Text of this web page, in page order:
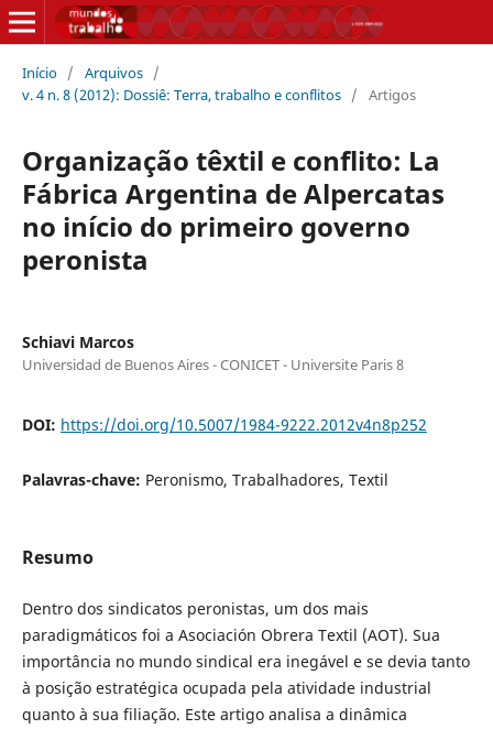
Início / Arquivos /
v. 4 n. 8 (2012): Dossiê: Terra, trabalho e conflitos / Artigos
Organização têxtil e conflito: La
Fábrica Argentina de Alpercatas
no início do primeiro governo
peronista
Schiavi Marcos
Universidad de Buenos Aires - CONICET - Universite Paris 8
DOI: https://doi.org/10.5007/1984-9222.2012v4n8p252
Palavras-chave: Peronismo, Trabalhadores, Textil
Resumo
Dentro dos sindicatos peronistas, um dos mais
paradigmáticos foi a Asociación Obrera Textil (AOT). Sua
importância no mundo sindical era inegável e se devia tanto
à posição estratégica ocupada pela atividade industrial
quanto à sua filiação. Este artigo analisa a dinâmica